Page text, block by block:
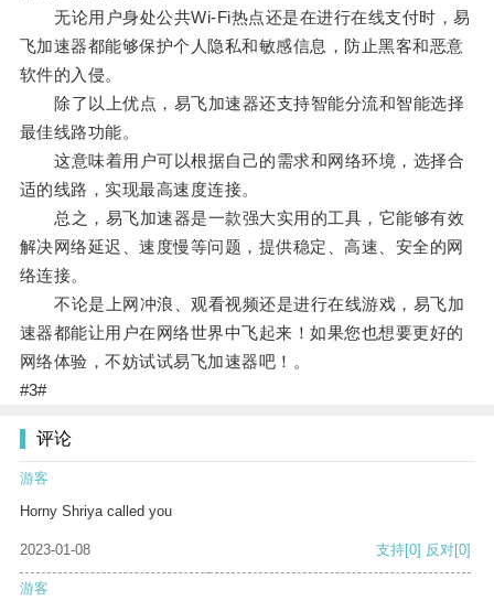
无论用户身处公共Wi-Fi热点还是在进行在线支付时，易
飞加速器都能够保护个人隐私和敏感信息，防止黑客和恶意
软件的入侵。
除了以上优点，易飞加速器还支持智能分流和智能选择
最佳线路功能。
这意味着用户可以根据自己的需求和网络环境，选择合
适的线路，实现最高速度连接。
总之，易飞加速器是一款强大实用的工具，它能够有效
解决网络延迟、速度慢等问题，提供稳定、高速、安全的网
络连接。
不论是上网冲浪、观看视频还是进行在线游戏，易飞加
速器都能让用户在网络世界中飞起来！如果您也想要更好的
网络体验，不妨试试易飞加速器吧！。
#3#
评论
游客
Horny Shriya called you
2023-01-08 支持[0] 反对[0]
游客